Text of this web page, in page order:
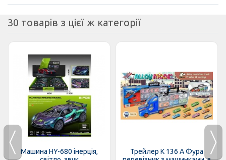
30 товарів з цієї ж категорії
Машина HY-680 інерція,
Трейлер K 136 A Фура